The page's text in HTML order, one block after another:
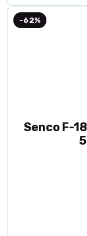
-62%
Senco F-